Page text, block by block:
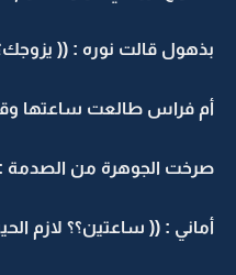
بذهول قالت نوره : ((
أم فراس طالعت ساعتها
صرخت الجوهرة من الصدمة : ((
أماني : (( ساعتين؟؟ لازم